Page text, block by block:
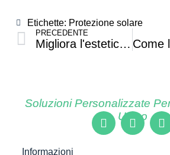
Etichette: Protezione solare
PRECEDENTE
Migliora l'estetica del tuo giardino con una schermatura per la privacy: 7 consigli
Soluzioni Personalizzate
Unico
Informazioni